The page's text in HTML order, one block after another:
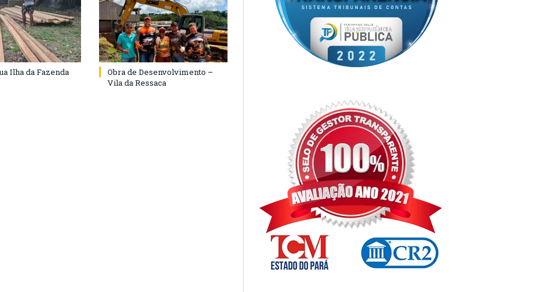
Ilha da Fazenda
Obra de Desenvolvimento –
Vila da Ressaca